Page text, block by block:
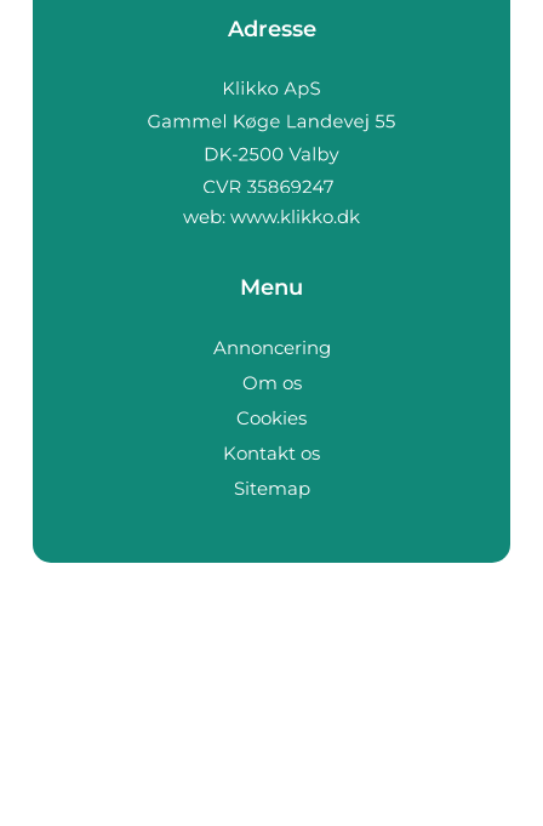
Adresse
web: www.klikko.dk
Menu
Annoncering
Om os
Cookies
Kontakt os
Sitemap